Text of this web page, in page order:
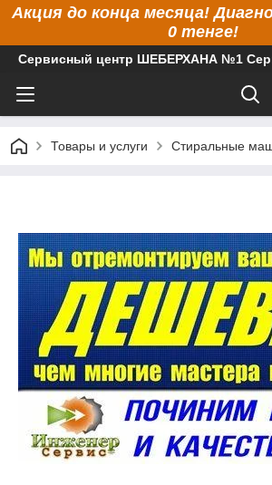
Акция до конца месяца!
0 тенге!
Сервисный центр ШЕБЕРХАНА №1
Товары и услуги Стиральные